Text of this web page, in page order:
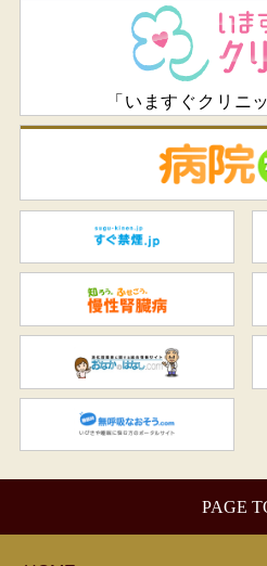
「いますぐクリニ
す
知
お
PAGE